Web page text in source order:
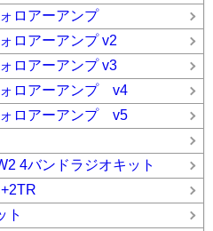
ロアーアンプ
ロアーアンプ v2
ロアーアンプ v3
ロアーアンプ v4
ロアーアンプ v5
4バンドラジオキット
ト